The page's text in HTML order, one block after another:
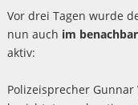
Vor drei Tagen wurde
nun auch im
aktiv:
Polizeisprecher Gunnar